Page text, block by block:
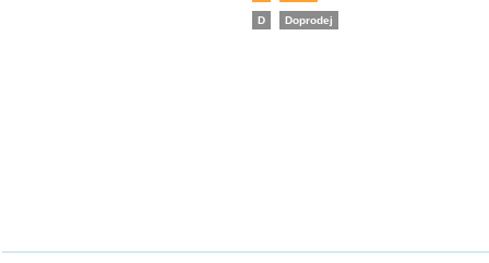
D Doprodej